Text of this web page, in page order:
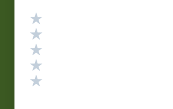
Valutazione